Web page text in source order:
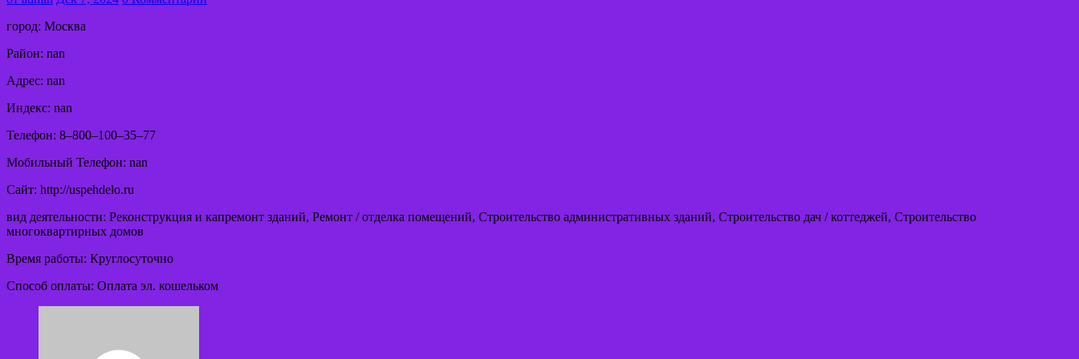
город: Москва
Район: nan
Адрес: nan
Индекс: nan
Телефон: 8‒800‒100‒35‒77
Мобильный Телефон: nan
Сайт: http://uspehdelo.ru
вид деятельности: Реконструкция и капремонт зданий, Ремонт / отделка помещений, Строительство административных зданий, Строительство дач / коттеджей, Строительство
многоквартирных домов
Время работы: Круглосуточно
Способ оплаты: Оплата эл. кошельком